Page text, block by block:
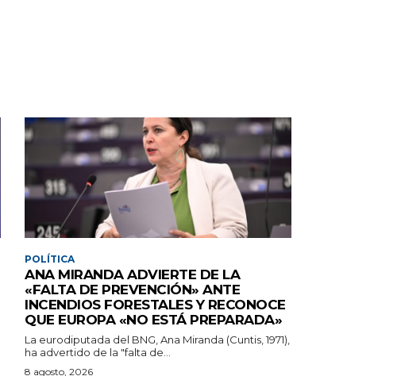
POLÍTICA
ANA MIRANDA ADVIERTE DE LA
«FALTA DE PREVENCIÓN» ANTE
INCENDIOS FORESTALES Y RECONOCE
QUE EUROPA «NO ESTÁ PREPARADA»
La eurodiputada del BNG, Ana Miranda (Cuntis, 1971),
ha advertido de la "falta de...
8 agosto, 2026